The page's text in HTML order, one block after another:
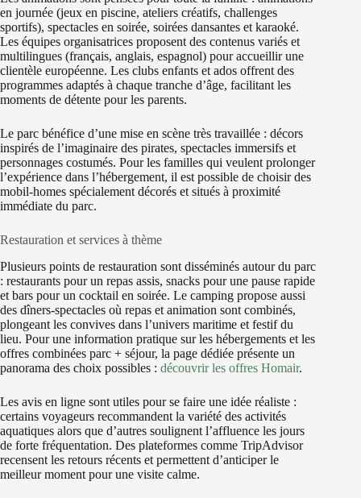
en journée (jeux en piscine, ateliers créatifs, challenges
sportifs), spectacles en soirée, soirées dansantes et karaoké.
Les équipes organisatrices proposent des contenus variés et
multilingues (français, anglais, espagnol) pour accueillir une
clientèle européenne. Les clubs enfants et ados offrent des
programmes adaptés à chaque tranche d’âge, facilitant les
moments de détente pour les parents.
Le parc bénéfice d’une mise en scène très travaillée : décors
inspirés de l’imaginaire des pirates, spectacles immersifs et
personnages costumés. Pour les familles qui veulent prolonger
l’expérience dans l’hébergement, il est possible de choisir des
mobil-homes spécialement décorés et situés à proximité
immédiate du parc.
Restauration et services à thème
Plusieurs points de restauration sont disséminés autour du parc
: restaurants pour un repas assis, snacks pour une pause rapide
et bars pour un cocktail en soirée. Le camping propose aussi
des dîners-spectacles où repas et animation sont combinés,
plongeant les convives dans l’univers maritime et festif du
lieu. Pour une information pratique sur les hébergements et les
offres combinées parc + séjour, la page dédiée présente un
panorama des choix possibles : découvrir les offres Homair.
Les avis en ligne sont utiles pour se faire une idée réaliste :
certains voyageurs recommandent la variété des activités
aquatiques alors que d’autres soulignent l’affluence les jours
de forte fréquentation. Des plateformes comme TripAdvisor
recensent les retours récents et permettent d’anticiper le
meilleur moment pour une visite calme.